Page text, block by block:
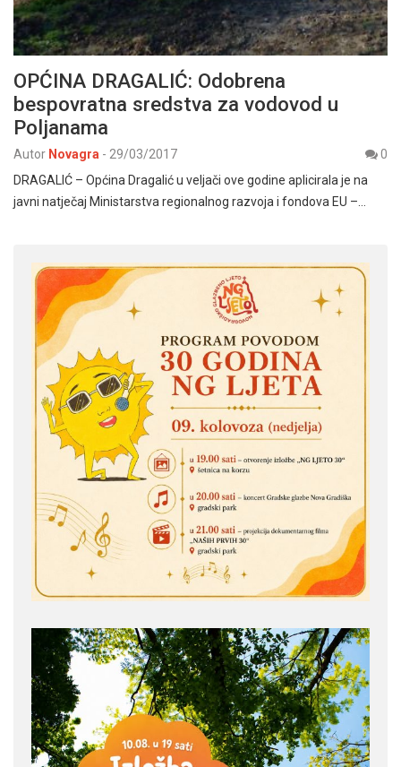
OPĆINA DRAGALIĆ: Odobrena
bespovratna sredstva za vodovod u
Poljanama
Autor Novagra - 29/03/2017
0
DRAGALIĆ – Općina Dragalić u veljači ove godine aplicirala je na
javni natječaj Ministarstva regionalnog razvoja i fondova EU –…